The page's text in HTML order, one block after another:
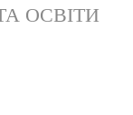
ОСВІТИ